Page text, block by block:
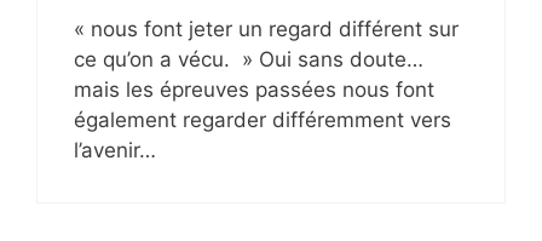
« nous font jeter un regard différent sur
ce qu’on a vécu. » Oui sans doute…
mais les épreuves passées nous font
également regarder différemment vers
l’avenir…